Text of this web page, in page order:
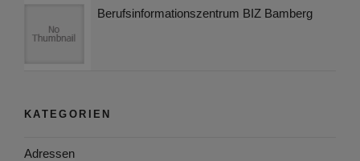
Berufsinformationszentrum BIZ Bamberg
KATEGORIEN
Adressen